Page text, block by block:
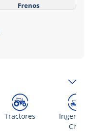
Frenos
Tractores
Civil